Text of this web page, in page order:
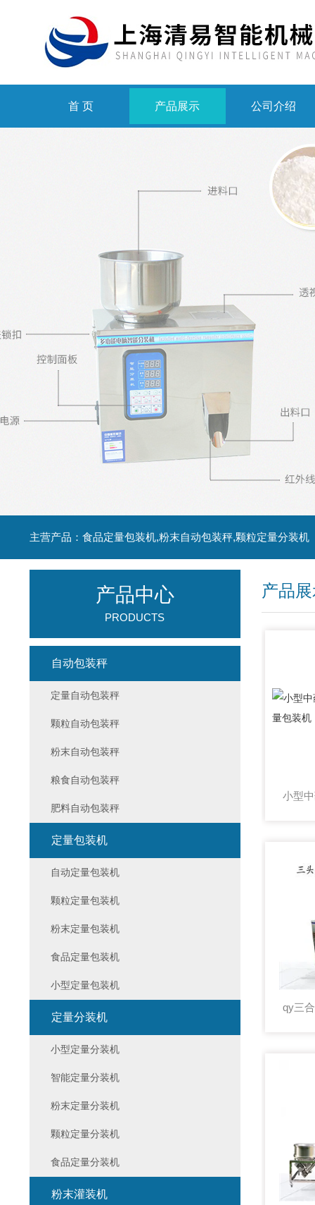
首 页 产品展示 公司介绍
主营产品：食品定量包装机,粉末自动包装秤,颗粒定量分装机
产品
产品中心
PRODUCTS
自动包装秤
定量自动包装秤
颗粒自动包装秤
粉末自动包装秤
粮食自动包装秤
肥料自动包装秤
定量包装机
自动定量包装机
颗粒定量包装机
粉末定量包装机
食品定量包装机
小型定量包装机
定量分装机
小型定量分装机
智能定量分装机
粉末定量分装机
颗粒定量分装机
食品定量分装机
粉末灌装机